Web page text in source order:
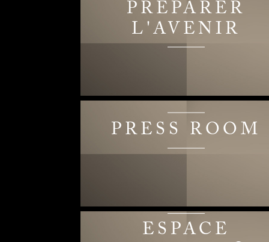
PRÉPARER
L'AVENIR
PRESS ROOM
ESPACE